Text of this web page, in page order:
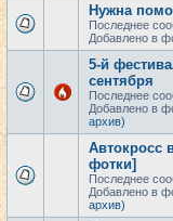
Нужна
Последнее
Добавлено в
5-й
сентября
Последнее
Добавлено в
архив)
Автокросс
фотки]
Последнее
Добавлено в
архив)